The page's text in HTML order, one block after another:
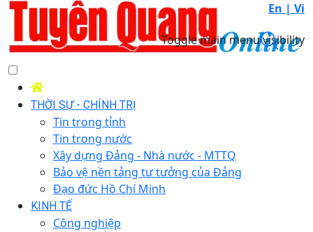
En | Vi
Toggle main menu visibility
THỜI SỰ - CHÍNH TRỊ
Tin trong tỉnh
Tin trong nước
Xây dựng Đảng - Nhà nước - MTTQ
Bảo vệ nền tảng tư tưởng của Đảng
Đạo đức Hồ Chí Minh
KINH TẾ
Công nghiệp